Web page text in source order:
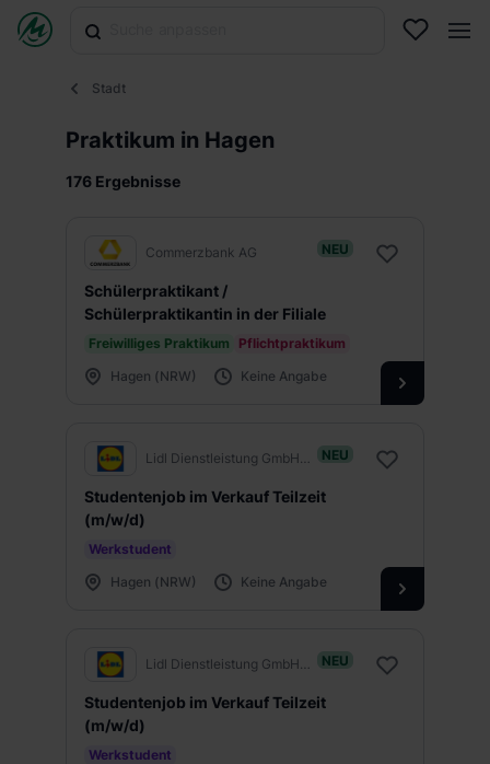
Stadt
Praktikum in Hagen
176 Ergebnisse
NEU
Commerzbank AG
Schülerpraktikant /
Schülerpraktikantin in der Filiale
Freiwilliges Praktikum
Pflichtpraktikum
Hagen (NRW)
Keine Angabe
NEU
Lidl Dienstleistung GmbH & Co. KG
Studentenjob im Verkauf Teilzeit
(m/w/d)
Werkstudent
Hagen (NRW)
Keine Angabe
NEU
Lidl Dienstleistung GmbH & Co. KG
Studentenjob im Verkauf Teilzeit
(m/w/d)
Werkstudent